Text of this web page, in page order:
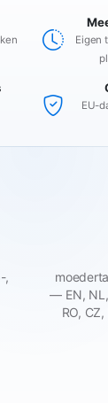
Eigen
EU-
,
— EN, NL,
RO,